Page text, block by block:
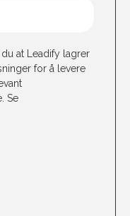
at Leadify lagrer
for å levere
Se